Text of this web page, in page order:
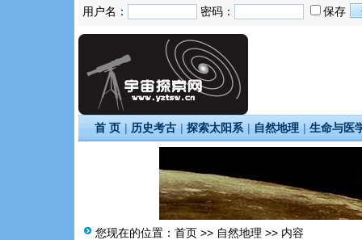
用户名： 密码： 保存
首 页 | 历史考古 | 探索太阳系 | 自然地理 | 生命与医
您现在的位置： 首页 >> 自然地理 >> 内容